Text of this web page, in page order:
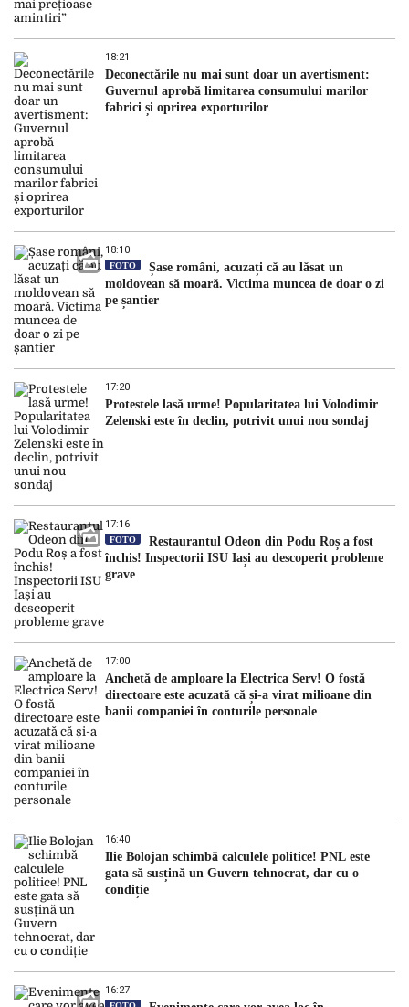
18:21
Deconectările nu mai sunt doar un avertisment:
Guvernul aprobă limitarea consumului marilor
fabrici și oprirea exporturilor
18:10
FOTO
Șase români, acuzați că au lăsat un
moldovean să moară. Victima muncea de doar o zi
pe șantier
17:20
Protestele lasă urme! Popularitatea lui Volodimir
Zelenski este în declin, potrivit unui nou sondaj
17:16
FOTO
Restaurantul Odeon din Podu Roș a fost
închis! Inspectorii ISU Iași au descoperit probleme
grave
17:00
Anchetă de amploare la Electrica Serv! O fostă
directoare este acuzată că și-a virat milioane din
banii companiei în conturile personale
16:40
Ilie Bolojan schimbă calculele politice! PNL este
gata să susțină un Guvern tehnocrat, dar cu o
condiție
16:27